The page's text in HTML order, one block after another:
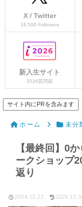
X / Twitter
16,500 Followers
新入生サイト
2026質問箱
サイト内にPRを含みます
ホーム 未分
【最終回】0
ークショップ
返り
2024.12.23